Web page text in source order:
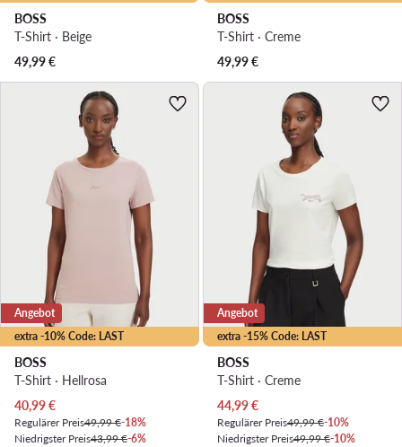
BOSS
T-Shirt · Beige
49,99€
BOSS
T-Shirt · Creme
49,99€
extra -10% Code: LAST
Angebot
BOSS
T-Shirt · Hellrosa
Aktueller Preis
40,99€
Regulärer Preis49,99 €-18%
Niedrigster Preis43,99 €-6%
extra -15% Code: LAST
Angebot
BOSS
T-Shirt · Creme
Aktueller Preis
44,99€
Regulärer Preis49,99 €-10%
Niedrigster Preis49,99 €-10%